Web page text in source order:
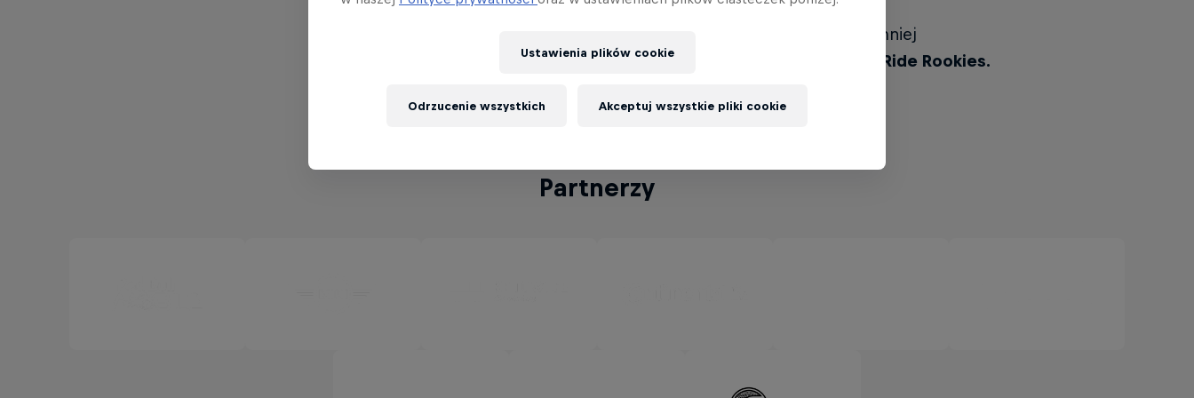
, na której rywalizować będą nieco mniej
doświadczeni riderzy wyłonieni w ramach rywalizacji w
Red Bull Roof Ride Rookies.
Partnerzy
Ustawienia plików cookie
Odrzucenie wszystkich Akceptuj wszystkie pliki cookie